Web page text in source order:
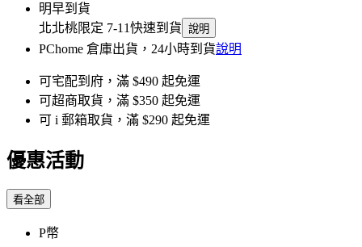
明早到貨
北北桃限定 7-11快速到貨 說明
PChome 倉庫出貨，24小時到貨說明
可宅配到府，滿 $490 起免運
可超商取貨，滿 $350 起免運
可 i 郵箱取貨，滿 $290 起免運
優惠活動
看全部
P幣